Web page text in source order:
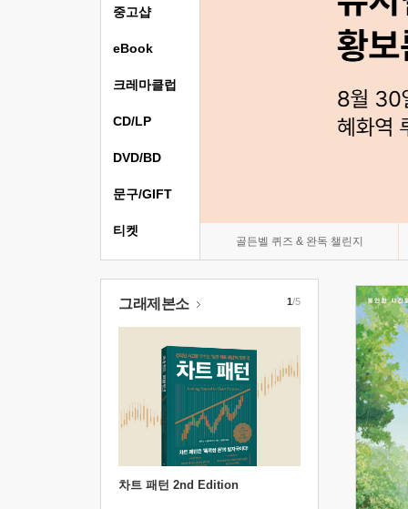
골든벨 퀴즈 & 완독 챌린지
중고샵
eBook
크레마클럽
CD/LP
DVD/BD
문구/GIFT
티켓
그래제본소
차트 패턴 2nd Edition
1/5